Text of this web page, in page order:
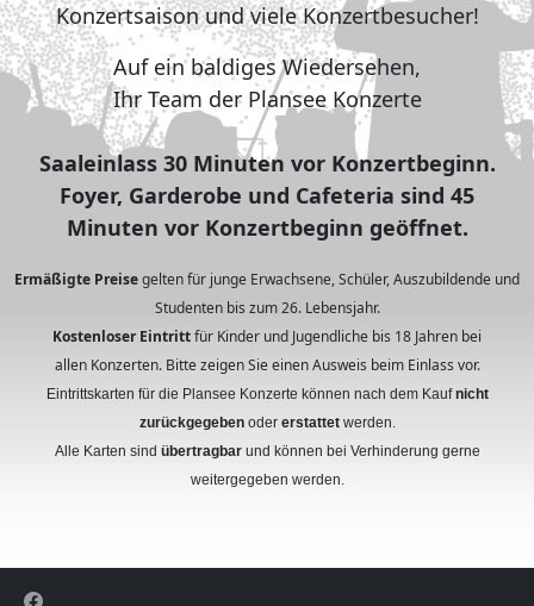
Konzertsaison und viele Konzertbesucher!
Auf ein baldiges Wiedersehen,
Ihr Team der Plansee Konzerte
Saaleinlass 30 Minuten vor Konzertbeginn.
Foyer, Garderobe und Cafeteria sind 45
Minuten vor Konzertbeginn geöffnet.
Ermäßigte Preisegelten für junge Erwachsene, Schüler, Auszubildende und
Studenten bis zum 26. Lebensjahr.
Kostenloser Eintrittfür Kinder und Jugendliche bis 18 Jahren bei
allen Konzerten. Bitte zeigen Sie einen Ausweis beim Einlass vor.
Eintrittskarten für die Plansee Konzerte können nach dem Kaufnicht
zurückgegebenoder erstattetwerden.
Alle Karten sind übertragbarund können bei Verhinderung gerne
weitergegeben werden.